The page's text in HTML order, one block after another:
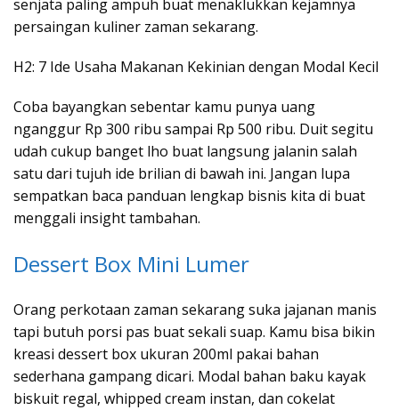
senjata paling ampuh buat menaklukkan kejamnya
persaingan kuliner zaman sekarang.
H2: 7 Ide Usaha Makanan Kekinian dengan Modal Kecil
Coba bayangkan sebentar kamu punya uang
nganggur Rp 300 ribu sampai Rp 500 ribu. Duit segitu
udah cukup banget lho buat langsung jalanin salah
satu dari tujuh ide brilian di bawah ini. Jangan lupa
sempatkan baca panduan lengkap bisnis kita di buat
menggali insight tambahan.
Dessert Box Mini Lumer
Orang perkotaan zaman sekarang suka jajanan manis
tapi butuh porsi pas buat sekali suap. Kamu bisa bikin
kreasi dessert box ukuran 200ml pakai bahan
sederhana gampang dicari. Modal bahan baku kayak
biskuit regal, whipped cream instan, dan cokelat